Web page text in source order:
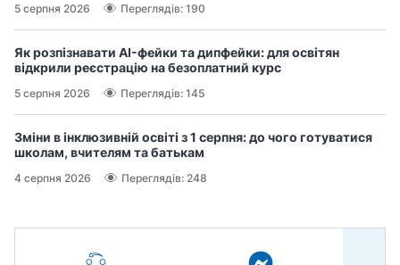
5 серпня 2026 Переглядів: 190
Як розпізнавати AI-фейки та дипфейки: для освітян
відкрили реєстрацію на безоплатний курс
5 серпня 2026 Переглядів: 145
Зміни в інклюзивній освіті з 1 серпня: до чого готуватися
школам, вчителям та батькам
4 серпня 2026 Переглядів: 248